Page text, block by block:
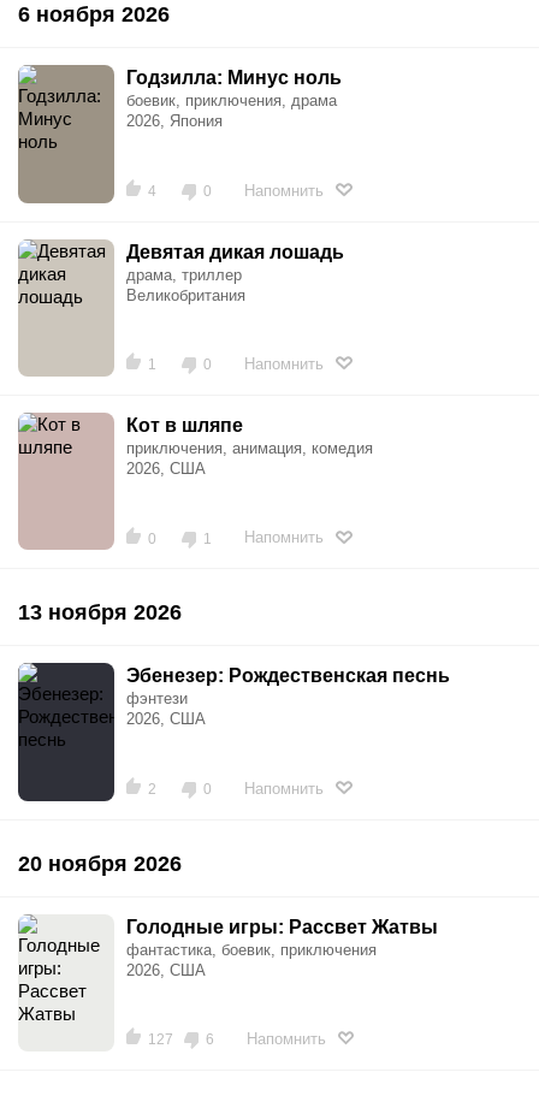
6 ноября 2026
Годзилла: Минус ноль
боевик, приключения, драма
2026, Япония
4 0 Напомнить
Девятая дикая лошадь
драма, триллер
Великобритания
1 0 Напомнить
Кот в шляпе
приключения, анимация, комедия
2026, США
0 1 Напомнить
13 ноября 2026
Эбенезер: Рождественская песнь
фэнтези
2026, США
2 0 Напомнить
20 ноября 2026
Голодные игры: Рассвет Жатвы
фантастика, боевик, приключения
2026, США
127 6 Напомнить